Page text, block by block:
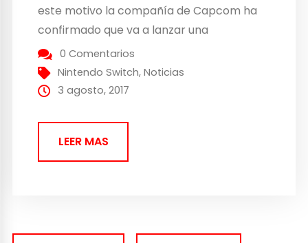
este motivo la compañía de Capcom ha
confirmado que va a lanzar una
demostración del videojuego en este
territorio el próximo día 10 de agosto. Esta
demo va a permitir a los jugadores...
0 Comentarios
Nintendo Switch,Noticias
3 agosto, 2017
LEER MAS